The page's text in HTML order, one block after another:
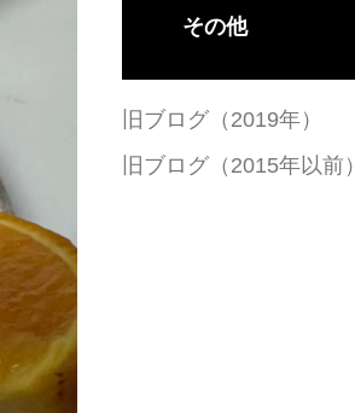
その他
旧ブログ（2019年）
旧ブログ（2015年以前）